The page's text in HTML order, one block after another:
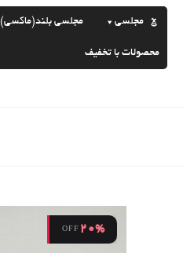
پرش
مجلسی مجلسی بلند(ماکسی)
محصولات با تخفیف
20%
OFF